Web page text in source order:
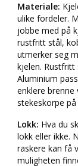
Materiale:
ulike fordeler.
jobbe med på
rustfritt stål,
utmerker seg
kjelen.
Aluminium
enklere
stekeskorpe på
Lokk: Hva du
lokk eller ikke.
raskere kan få
muligheten